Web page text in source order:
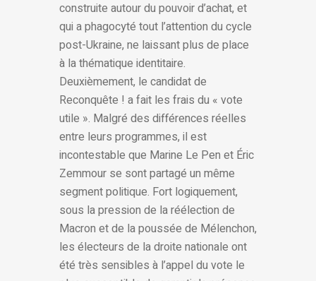
construite autour du pouvoir d’achat, et
qui a phagocyté tout l’attention du cycle
post-Ukraine, ne laissant plus de place
à la thématique identitaire.
Deuxièmement, le candidat de
Reconquête ! a fait les frais du « vote
utile ». Malgré des différences réelles
entre leurs programmes, il est
incontestable que Marine Le Pen et Éric
Zemmour se sont partagé un même
segment politique. Fort logiquement,
sous la pression de la réélection de
Macron et de la poussée de Mélenchon,
les électeurs de la droite nationale ont
été très sensibles à l’appel du vote le